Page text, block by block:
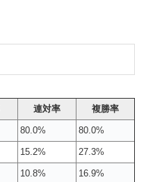
連対率 複勝率
80.0% 80.0%
15.2% 27.3%
10.8% 16.9%